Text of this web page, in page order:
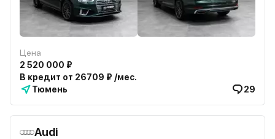
Цена
2 520 000 ₽
В кредит от 26709 ₽ /мес.
Тюмень
29
Audi